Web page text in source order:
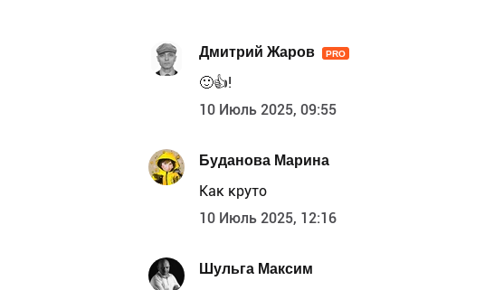
Дмитрий Жаров PRO
🙂👍!
10 Июль 2025, 09:55
Буданова Марина
Как круто
10 Июль 2025, 12:16
Шульга Максим